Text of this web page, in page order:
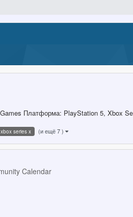
Платформа: PlayStation 5, Xbox
xbox series x (и ещё 7 )
Calendar